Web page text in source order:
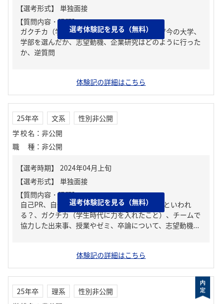
【質問内容・課題】
ガクチカ（学生時代に力を入れたこと）、なぜ今の大学、
学部を選んだか、志望動機、企業研究はどのように行った
か、逆質問
選考体験記を見る（無料）
体験記の詳細はこちら
25年卒 文系
性別非公開
学校名 ： 非公開
職種 ： 非公開
【質問内容・課題】
自己PR、自分の強み/弱み、周りからどんな人といわれ
る？、ガクチカ（学生時代に力を入れたこと）、チームで
協力した出来事、授業やゼミ、卒論について、志望動機...
選考体験記を見る（無料）
体験記の詳細はこちら
25年卒 理系
性別非公開